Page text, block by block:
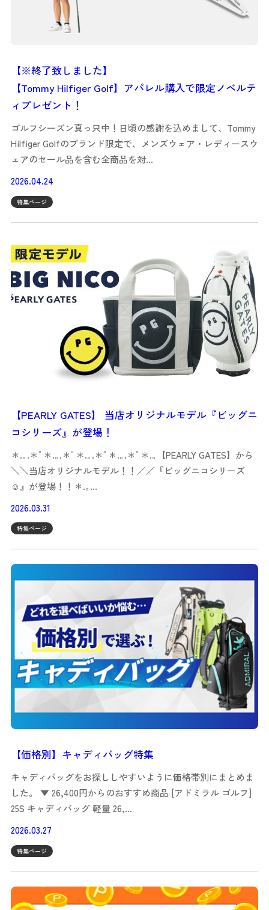
【※終了致しました】
【Tommy Hilfiger Golf】アパレル購入で限定ノベルテ
ィプレゼント！
ゴルフシーズン真っ只中！日頃の感謝を込めまして、Tommy
Hilfiger Golfのブランド限定で、メンズウェア・レディースウ
ェアのセール品を含む全商品を対…
2026.04.24
特集ページ
【PEARLY GATES】 当店オリジナルモデル『ビッグニ
コシリーズ』が登場！
＊.｡.＊ﾟ＊.｡.＊ﾟ＊.｡.＊ﾟ＊.｡.＊ﾟ＊.｡【PEARLY GATES】から
＼＼当店オリジナルモデル！！／／『ビッグニコシリーズ
☺︎』が登場！！＊.｡…
2026.03.31
特集ページ
【価格別】キャディバッグ特集
キャディバッグをお探ししやすいように価格帯別にまとめま
した。 ▼ 26,400円からのおすすめ商品 [アドミラル ゴルフ]
25S キャディバッグ 軽量 26,…
2026.03.27
特集ページ